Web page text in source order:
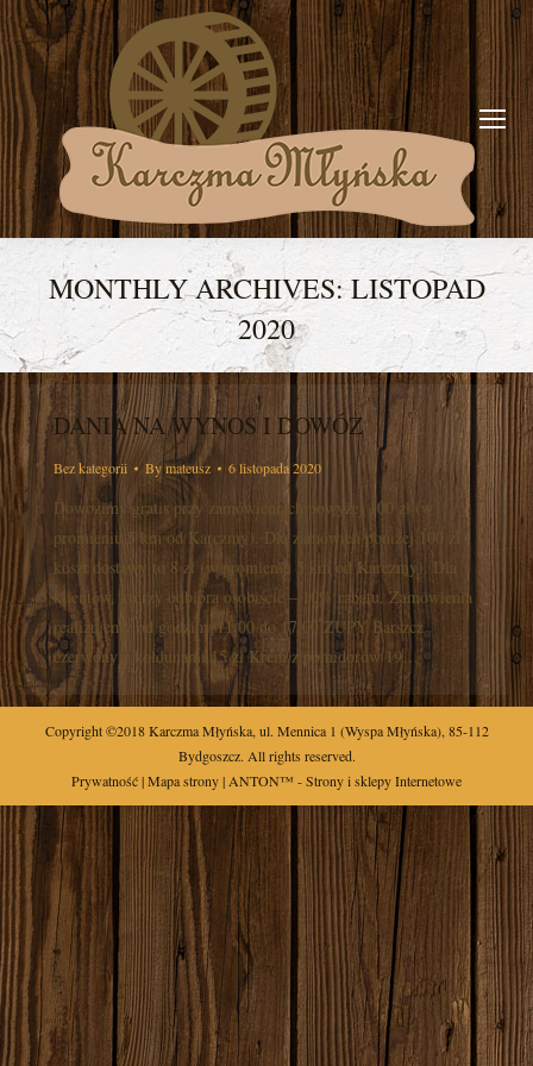
MONTHLY ARCHIVES:LISTOPAD
2020
You are here:
DANIA NA WYNOS I DOWÓZ
Bez kategorii Bymateusz 6 listopada 2020
Dowozimy gratis przy zamówieniach powyżej 100 zł (w
promieniu 5 km od Karczmy). Dla zamówień poniżej 100 zł
koszt dostawy to 8 zł (w promieniu 5 km od Karczmy). Dla
klientów, którzy odbiorą osobiście – 10% rabatu. Zamówienia
realizujemy od godziny 11.00 do 17.00 ZUPY Barszcz
czerwony z kołdunami 15 zł Krem z pomidorów 19…
Copyright ©2018Karczma Młyńska, ul. Mennica 1 (Wyspa Młyńska), 85-112
Bydgoszcz. All rights reserved.
Prywatność|Mapa strony| ANTON™ -Strony i sklepy Internetowe